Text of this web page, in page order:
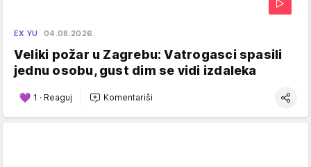
EX YU 04.08.2026.
Veliki požar u Zagrebu: Vatrogasci spasili
jednu osobu, gust dim se vidi izdaleka
1 · Reaguj Komentariši